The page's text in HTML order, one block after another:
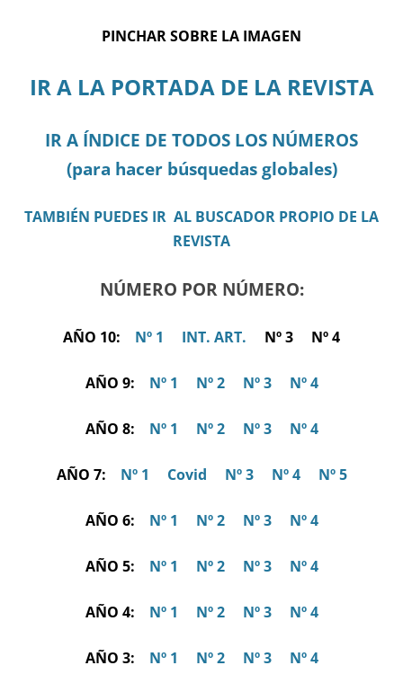
PINCHAR SOBRE LA IMAGEN
IR A LA PORTADA DE LA REVISTA
IR A ÍNDICE DE TODOS LOS NÚMEROS
(para hacer búsquedas globales)
TAMBIÉN PUEDES IR AL BUSCADOR PROPIO DE LA
REVISTA
NÚMERO POR NÚMERO:
AÑO 10: Nº 1 INT. ART. Nº 3 Nº 4
AÑO 9: Nº 1 Nº 2 Nº 3 Nº 4
AÑO 8: Nº 1 Nº 2 Nº 3 Nº 4
AÑO 7: Nº 1 Covid Nº 3 Nº 4 Nº 5
AÑO 6: Nº 1 Nº 2 Nº 3 Nº 4
AÑO 5: Nº 1 Nº 2 Nº 3 Nº 4
AÑO 4: Nº 1 Nº 2 Nº 3 Nº 4
AÑO 3: Nº 1 Nº 2 Nº 3 Nº 4